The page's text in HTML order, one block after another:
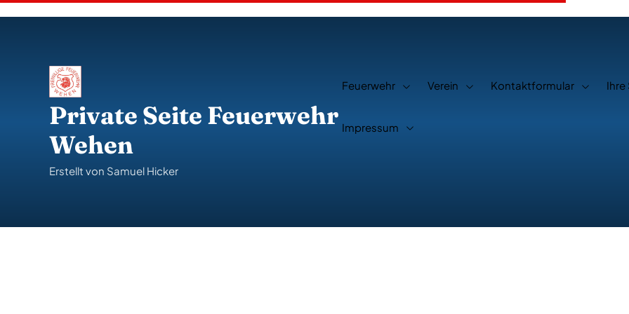
S
k
Private Seite Feuerwehr
Wehen
Erstellt von Samuel Hicker
Feuerwehr Verein Kontaktformular Ihre
Impressum